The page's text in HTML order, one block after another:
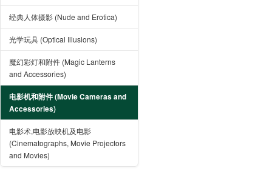
经典人体摄影 (Nude and Erotica)
光学玩具 (Optical Illusions)
魔幻彩灯和附件 (Magic Lanterns
and Accessories)
电影机和附件 (Movie Cameras and
Accessories)
电影术,电影放映机及电影
(Cinematographs, Movie Projectors
and Movies)